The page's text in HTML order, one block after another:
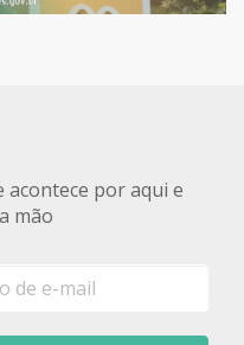
acontece por aqui e
mão